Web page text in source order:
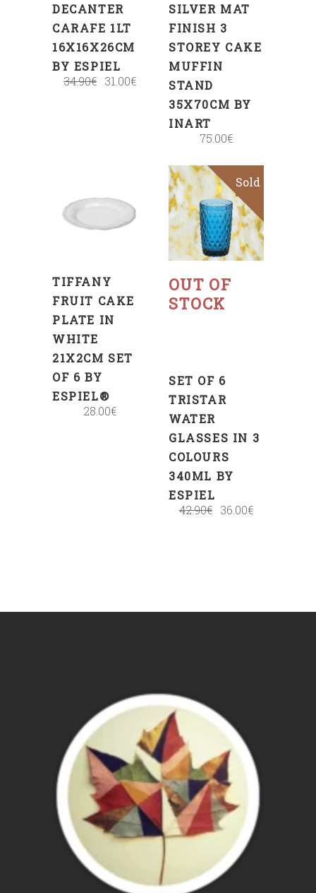
DECANTER
CARAFE 1LT
16X16X26CM
BY ESPIEL
34.90€ 31.00€
SILVER MAT
FINISH 3
STOREY CAKE
MUFFIN
STAND
35X70CM BY
INART
75.00€
CART
TIFFANY
FRUIT CAKE
PLATE IN
WHITE
21X2CM SET
OF 6 BY
ESPIEL®
28.00€
Sale
OUT OF
STOCK
Sold
Select
SET OF 6
TRISTAR
WATER
GLASSES IN 3
COLOURS
340ML BY
ESPIEL
42.90€ 36.00€